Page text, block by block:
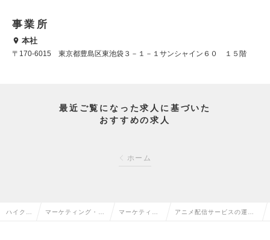
事業所
本社
〒170-6015 東京都豊島区東池袋３－１－１サンシャイン６０ １５階
最近ご覧になった求人に基づいた
おすすめの求人
ホーム
ハイクラ マーケティング・販 マーケティン アニメ配信サービスの運